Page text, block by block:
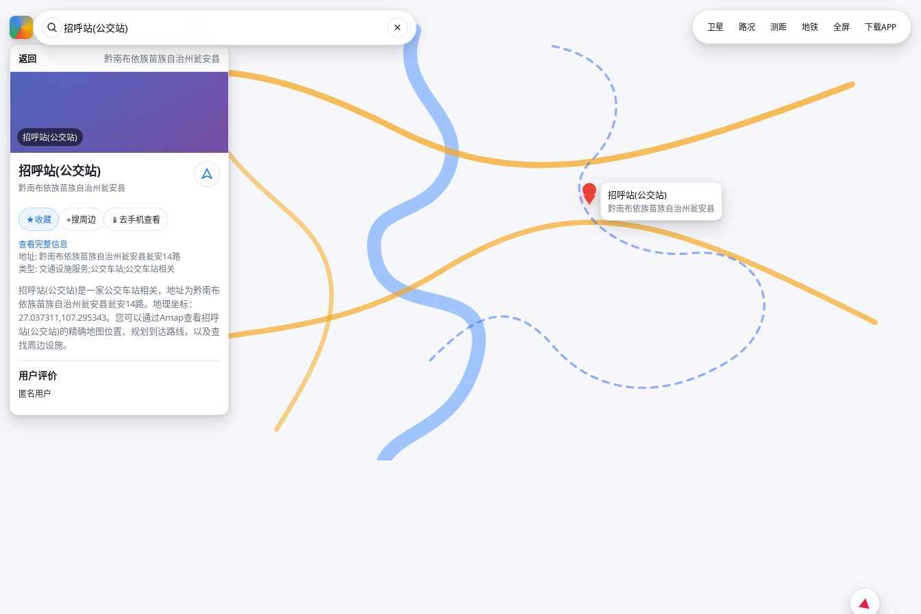
返回 黔南布依族苗族自治州瓮安县
招呼站(公交站)
招呼站(公交站)
黔南布依族苗族自治州瓮安县
★收藏 ⌖搜周边 📱 去手机查看
查看完整信息
地址: 黔南布依族苗族自治州瓮安县瓮安14路
类型: 交通设施服务;公交车站;公交车站相关
招呼站(公交站)是一家公交车站相关，地址为黔南布
依族苗族自治州瓮安县瓮安14路。地理坐标：
27.037311,107.295343。您可以通过Amap查看招呼
站(公交站)的精确地图位置、规划到达路线，以及查
找周边设施。
用户评价
匿名用户
招呼站(公交站)
黔南布依族苗族自治州瓮安县
卫星 路况 测距 地铁 全屏 下载APP